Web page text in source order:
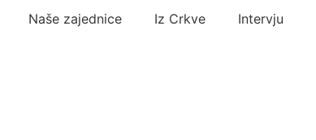
Naše zajednice Iz Crkve Intervju